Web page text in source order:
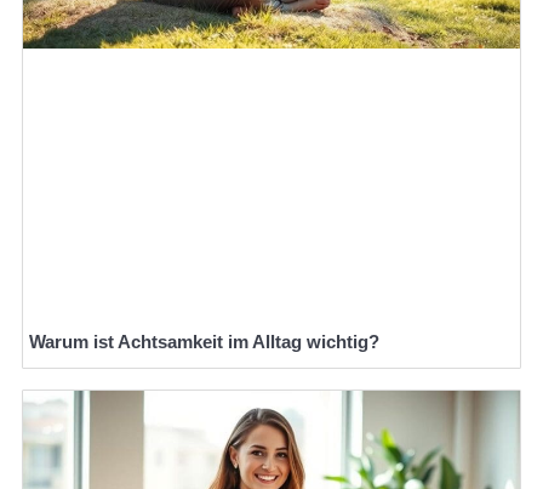
Warum ist Achtsamkeit im Alltag wichtig?